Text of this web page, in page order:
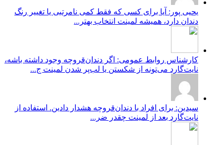
یحیی پور: آیا برای کسی که فقط کمی نامرتبی یا تغییر رنگ
دندان دارد، همیشه لمینت انتخاب بهتر...
کارشناس روابط عمومی: اگر دندان‌قروچه وجود داشته باشه،
نایت‌گارد می‌تونه از شکستن یا لب‌پر شدن لمینت ج...
سیدین: برای افراد با دندان‌قروچه هشدار دادین. استفاده از
نایت‌گارد بعد از لمینت چقدر ضر...